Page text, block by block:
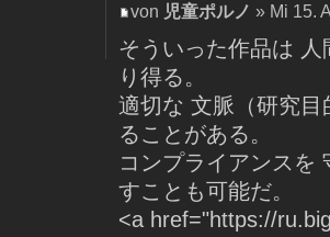
von 児童ポルノ » Mi 15.
そういった作品は
り得る。
適切な 文脈（研究
ることがある。
コンプライアンスを
すことも可能だ。
<a href="https://